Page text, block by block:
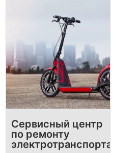
Сервисный центр
по ремонту
электротранспорта